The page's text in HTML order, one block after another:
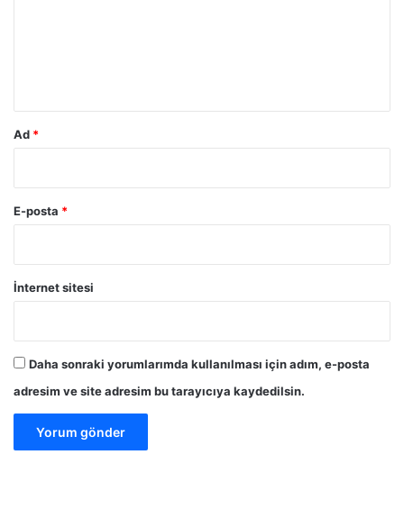
Ad *
E-posta *
İnternet sitesi
Daha sonraki yorumlarımda kullanılması için adım, e-posta
adresim ve site adresim bu tarayıcıya kaydedilsin.